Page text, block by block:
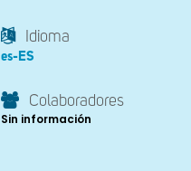
Idioma
es-ES
Colaboradores
Sin información